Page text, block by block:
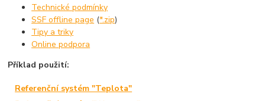
Technické podmínky
SSF offline page (*.zip)
Tipy a triky
Online podpora
Příklad použití:
Referenční systém "Teplota"